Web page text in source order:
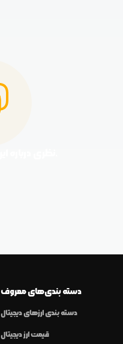
دسته بندی‌های معروف
دسته بندی ارزهای دیجیتال
قیمت ارز دیجیتال